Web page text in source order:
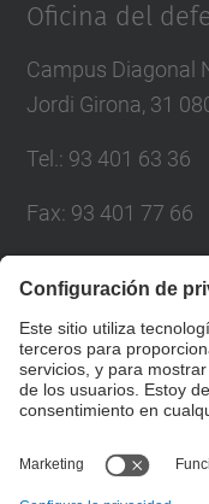
Oficina del
Campus Diagonal
Jordi Girona, 31
Tel. : 93 401 63 36
Fax: 93 401 77 66
Directorio UPC
Formulario de